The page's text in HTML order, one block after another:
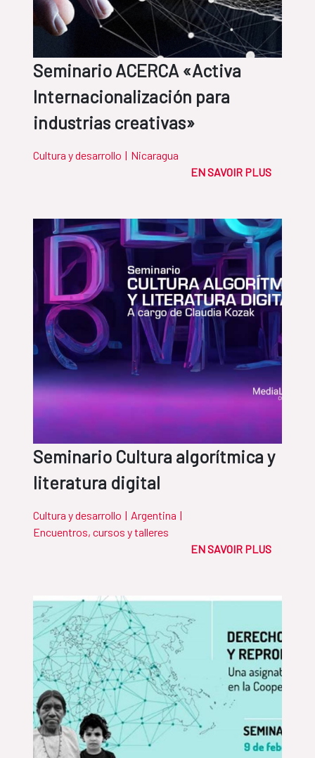
Seminario ACERCA «Activa
Internacionalización para
industrias creativas»
Cultura y desarrollo | Nicaragua
EN SAVOIR PLUS
Seminario Cultura algorítmica y
literatura digital
Cultura y desarrollo | Argentina |
Encuentros, cursos y talleres
EN SAVOIR PLUS